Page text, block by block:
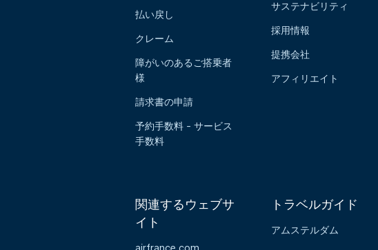
払い戻し
クレーム
障がいのあるご搭乗者
様
請求書の申請
予約手数料 - サービス
手数料
サステナビリティ
採用情報
提携会社
アフィリエイト
関連するウェブサ
イト
トラベルガイド
アムステルダム